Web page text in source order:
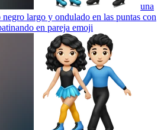
una
largo y ondulado en las puntas con
en pareja emoji